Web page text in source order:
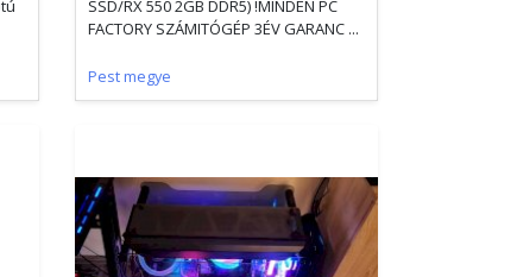
SSD/RX 550 2GB DDR5) !MINDEN PC
FACTORY SZÁMITÓGÉP 3ÉV GARANC ...
Pest megye